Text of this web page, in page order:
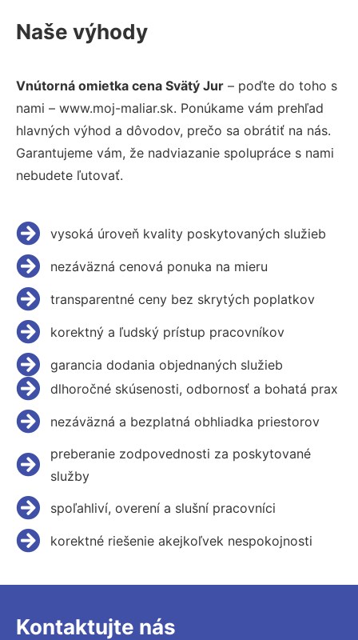
Naše výhody
Vnútorná omietka cena Svätý Jur – poďte do toho s
nami – www.moj-maliar.sk. Ponúkame vám prehľad
hlavných výhod a dôvodov, prečo sa obrátiť na nás.
Garantujeme vám, že nadviazanie spolupráce s nami
nebudete ľutovať.
vysoká úroveň kvality poskytovaných služieb
nezáväzná cenová ponuka na mieru
transparentné ceny bez skrytých poplatkov
korektný a ľudský prístup pracovníkov
garancia dodania objednaných služieb
dlhoročné skúsenosti, odbornosť a bohatá prax
nezáväzná a bezplatná obhliadka priestorov
preberanie zodpovednosti za poskytované
služby
spoľahliví, overení a slušní pracovníci
korektné riešenie akejkoľvek nespokojnosti
Kontaktujte nás